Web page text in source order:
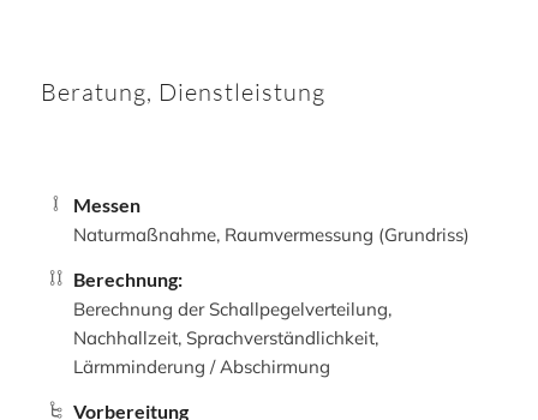
Beratung, Dienstleistung
Messen
Naturmaßnahme, Raumvermessung (Grundriss)
Berechnung:
Berechnung der Schallpegelverteilung,
Nachhallzeit, Sprachverständlichkeit,
Lärmminderung / Abschirmung
Vorbereitung